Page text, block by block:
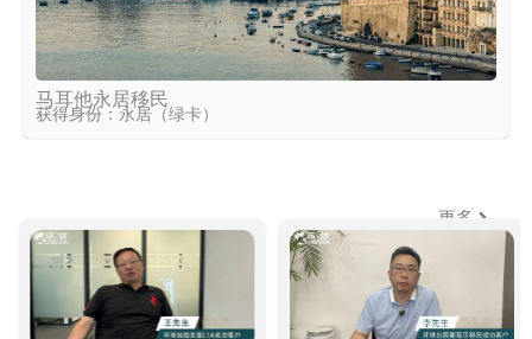
马耳他永居移民
获得身份：永居（绿卡）
环球客户说
更多